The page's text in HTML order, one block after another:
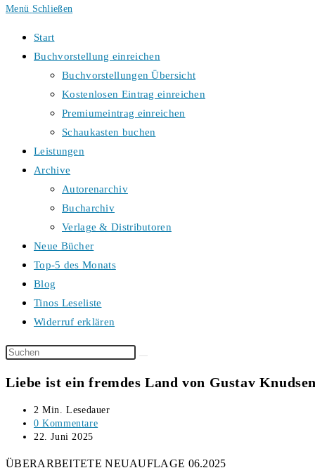
Menü Schließen
Start
Buchvorstellung einreichen
Buchvorstellungen Übersicht
Kostenlosen Eintrag einreichen
Premiumeintrag einreichen
Schaukasten buchen
Leistungen
Archive
Autorenarchiv
Bucharchiv
Verlage & Distributoren
Neue Bücher
Top-5 des Monats
Blog
Tinos Leseliste
Widerruf erklären
Diese
durchsuchen
Liebe ist ein fremdes Land von Gustav
Lesedauer:
2 Min. Lesedauer
Beitrags-
Kommentare:
0 Kommentare
Beitrag
22. Juni 2025
ÜBERARBEITETE NEUAUFLAGE 06.2025